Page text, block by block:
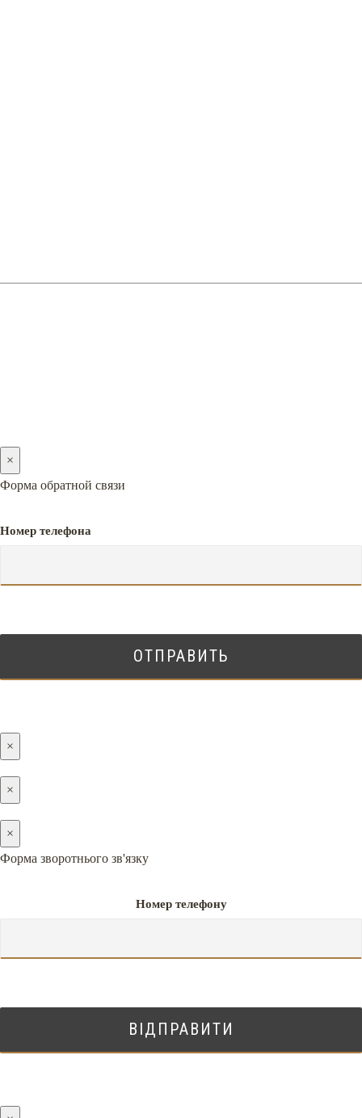
×
Форма обратной связи
Номер телефона
×
×
×
Форма зворотнього зв'язку
Номер телефону